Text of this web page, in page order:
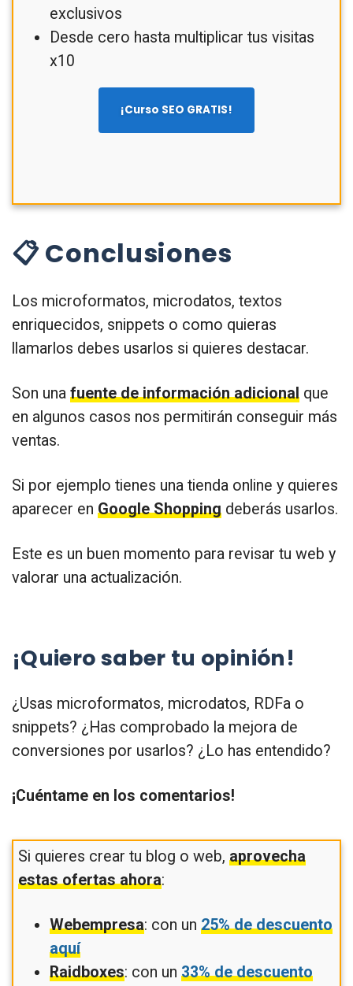
exclusivos
Desde cero hasta multiplicar tus visitas
x10
¡Curso SEO GRATIS!
📋 Conclusiones
Los microformatos, microdatos, textos
enriquecidos, snippets o como quieras
llamarlos debes usarlos si quieres destacar.
Son una fuente de información adicional que
en algunos casos nos permitirán conseguir más
ventas.
Si por ejemplo tienes una tienda online y quieres
aparecer en Google Shopping deberás usarlos.
Este es un buen momento para revisar tu web y
valorar una actualización.
¡Quiero saber tu opinión!
¿Usas microformatos, microdatos, RDFa o
snippets? ¿Has comprobado la mejora de
conversiones por usarlos? ¿Lo has entendido?
¡Cuéntame en los comentarios!
Si quieres crear tu blog o web, aprovecha
estas ofertas ahora:
Webempresa: con un 25% de descuento
aquí
Raidboxes: con un 33% de descuento